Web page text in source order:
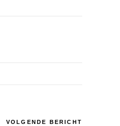
VOLGENDE BERICHT